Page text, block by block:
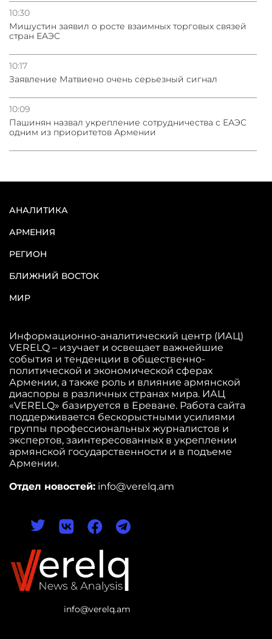
10:30
Мишустин заявил о росте взаимных торговых связей
стран ЕАЭС
10:17
Заявление Матвиено очень серьезный сигнал
10:09
Пашинян назвал укрепление сотрудничества с ЕАЭС
одним из приоритетов Армении
info@verelq.am
АНАЛИТИКА
АРМЕНИЯ
РЕГИОН
БЛИЖНИЙ ВОСТОК
МИР
Информационно-аналитический центр (ИАЦ)
VERELQ – изучает и освещает важнейшие
события и тенденции в общественно-
политической и экономической сферах
Армении, а также роль и влияние армянской
диаспоры в различных странах мира. ИАЦ
«VERELQ» базируется в Ереване. Работа сайта
поддерживается бескорыстными усилиями
группы профессиональных журналистов и
экспертов, заинтересованных в укреплении
армянской государственности и в подъеме
Армении.
Отдел новостей: info@verelq.am